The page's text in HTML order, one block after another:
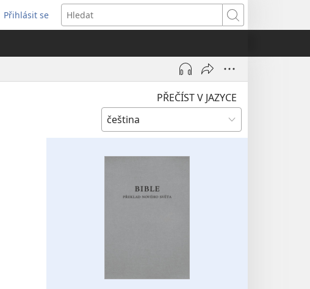
Přihlásit se
(otevřeno
nové
Hledat
PŘEČÍST V JAZYCE